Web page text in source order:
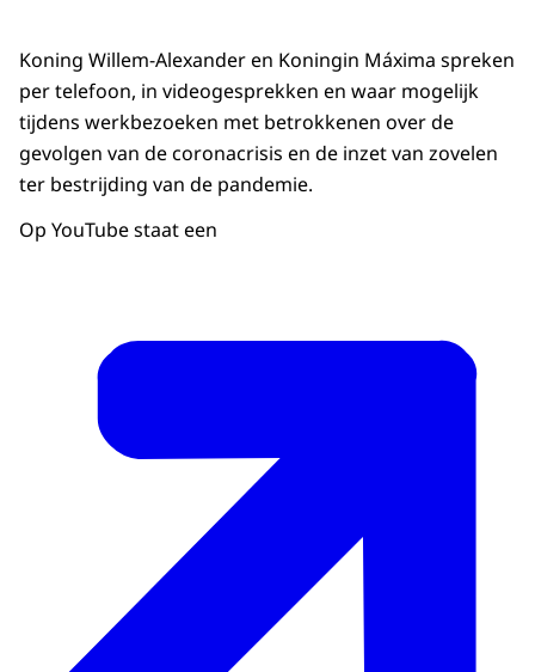
Koning Willem-Alexander en Koningin Máxima spreken
per telefoon, in videogesprekken en waar mogelijk
tijdens werkbezoeken met betrokkenen over de
gevolgen van de coronacrisis en de inzet van zovelen
ter bestrijding van de pandemie.
Op YouTube staat een